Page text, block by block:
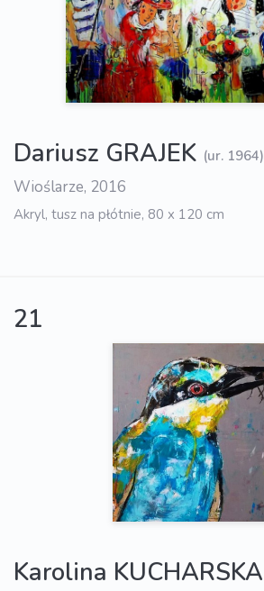
Dariusz GRAJEK (ur. 1964)
Wioślarze, 2016
Akryl, tusz na płótnie, 80 x 120 cm
21
Karolina KUCHARSKA